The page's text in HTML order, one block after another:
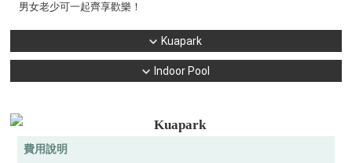
男女老少可一起齊享歡樂！
Kuapark
Indoor Pool
Kuapark
費用說明